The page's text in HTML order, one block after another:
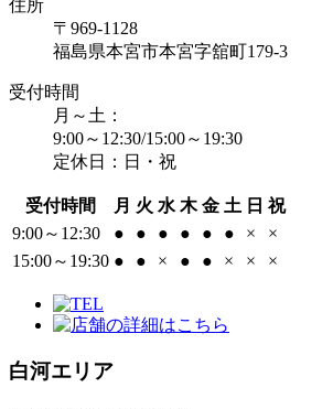
住所
〒969-1128
福島県本宮市本宮字舘町179-3
受付時間
月～土：
9:00～12:30/15:00～19:30
定休日：日・祝
受付時間 月 火 水 木 金 土 日 祝
9:00～12:30
● ● ● ● ● ● ×
×
15:00～19:30 ● ● × ● ● × × ×
白河エリア